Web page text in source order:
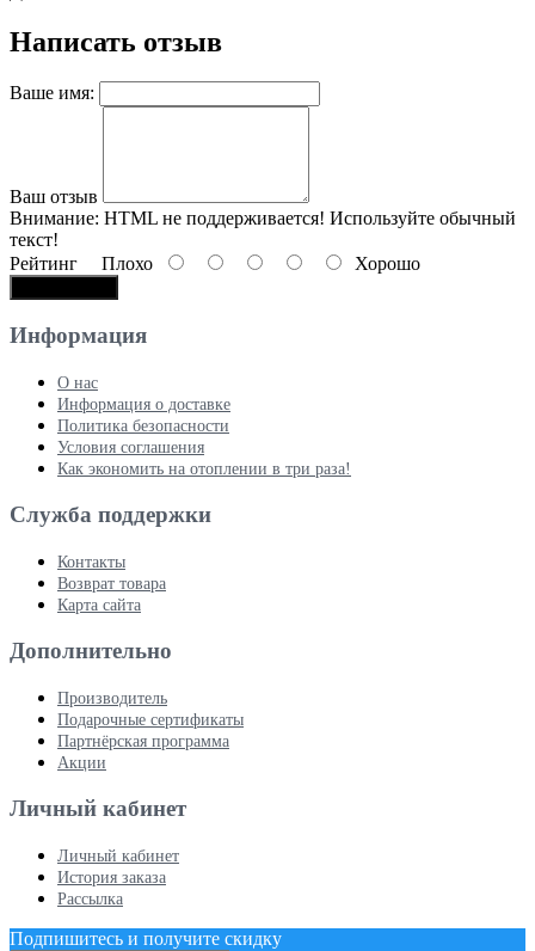
Написать отзыв
Ваше имя:
Ваш отзыв
Внимание: HTML не поддерживается! Используйте обычный
текст!
Рейтинг Плохо Хорошо
Информация
О нас
Информация о доставке
Политика безопасности
Условия соглашения
Как экономить на отоплении в три раза!
Служба поддержки
Контакты
Возврат товара
Карта сайта
Дополнительно
Производитель
Подарочные сертификаты
Партнёрская программа
Акции
Личный кабинет
Личный кабинет
История заказа
Рассылка
Подпишитесь и получите скидку